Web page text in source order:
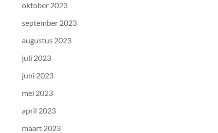
oktober 2023
september 2023
augustus 2023
juli 2023
juni 2023
mei 2023
april 2023
maart 2023